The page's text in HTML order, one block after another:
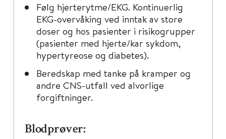
Følg hjerterytme/EKG. Kontinuerlig
EKG-overvåking ved inntak av store
doser og hos pasienter i risikogrupper
(pasienter med hjerte/kar sykdom,
hypertyreose og diabetes).
Beredskap med tanke på kramper og
andre CNS-utfall ved alvorlige
forgiftninger.
Blodprøver: